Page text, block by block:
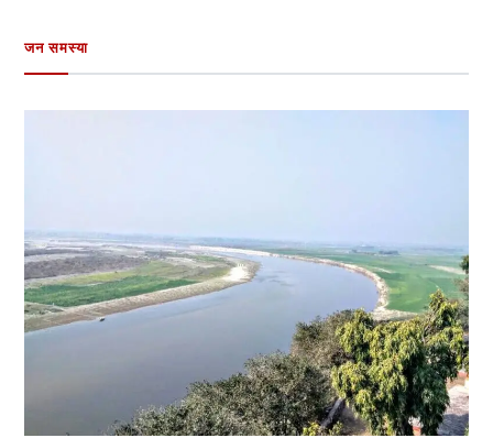
जन समस्या